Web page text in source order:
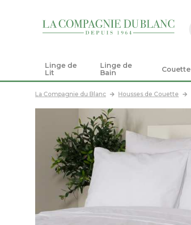
Linge de
Lit
Linge de
Bain
Couette
La Compagnie du Blanc Housses de Couette